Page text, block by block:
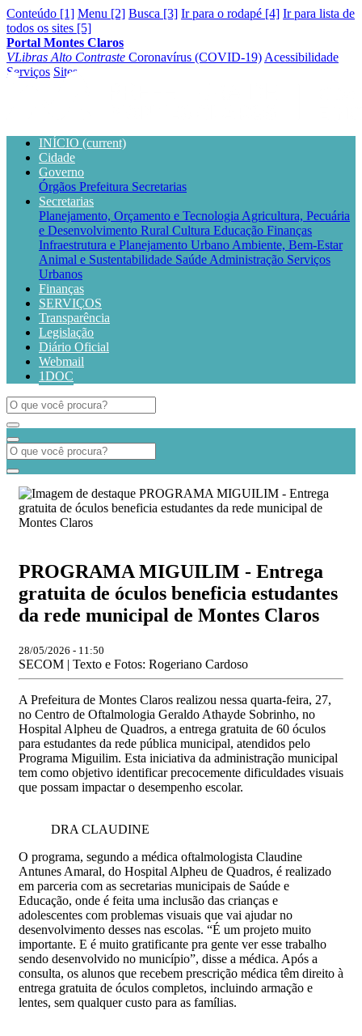
Conteúdo [1] Menu [2] Busca [3] Ir para o rodapé [4] Ir para lista de
todos os sites [5]
Portal Montes Claros
VLibras Alto Contraste Coronavírus (COVID-19) Acessibilidade
Serviços Sites
INÍCIO (current)
Cidade
Governo
Órgãos Prefeitura Secretarias
Secretarias
Planejamento, Orçamento e Tecnologia Agricultura, Pecuária
e Desenvolvimento Rural Cultura Educação Finanças
Infraestrutura e Planejamento Urbano Ambiente, Bem-Estar
Animal e Sustentabilidade Saúde Administração Serviços
Urbanos
Finanças
SERVIÇOS
Transparência
Legislação
Diário Oficial
Webmail
1DOC
PROGRAMA MIGUILIM - Entrega
gratuita de óculos beneficia estudantes
da rede municipal de Montes Claros
28/05/2026 - 11:50
SECOM | Texto e Fotos: Rogeriano Cardoso
A Prefeitura de Montes Claros realizou nessa quarta-feira, 27,
no Centro de Oftalmologia Geraldo Athayde Sobrinho, no
Hospital Alpheu de Quadros, a entrega gratuita de 60 óculos
para estudantes da rede pública municipal, atendidos pelo
Programa Miguilim. Esta iniciativa da administração municipal
tem como objetivo identificar precocemente dificuldades visuais
que possam impactar o desempenho escolar.
DRA CLAUDINE
O programa, segundo a médica oftalmologista Claudine
Antunes Amaral, do Hospital Alpheu de Quadros, é realizado
em parceria com as secretarias municipais de Saúde e
Educação, onde é feita uma inclusão das crianças e
adolescentes com problemas visuais que vai ajudar no
desenvolvimento desses nas escolas. “É um projeto muito
importante. E é muito gratificante pra gente ver esse trabalho
sendo desenvolvido no município”, disse a médica. Após a
consulta, os alunos que recebem prescrição médica têm direito à
entrega gratuita de óculos completos, incluindo armação e
lentes, sem qualquer custo para as famílias.